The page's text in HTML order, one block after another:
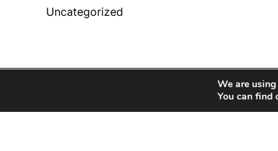
Uncategorized
We are
You can find